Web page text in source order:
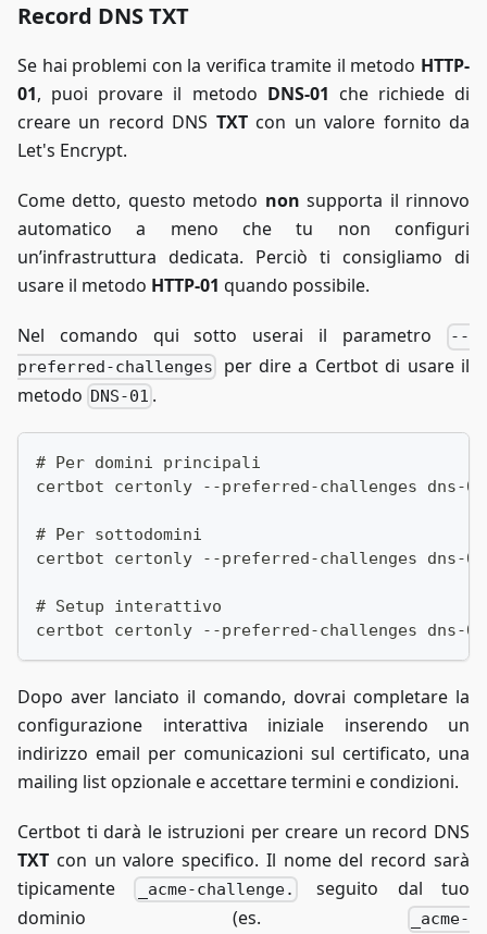
Record DNS TXT
Se hai problemi con la verifica tramite il metodo HTTP-
01, puoi provare il metodo DNS-01 che richiede di
creare un record DNS TXTcon un valore fornito da
Let's Encrypt.
Come detto, questo metodo non supporta il rinnovo
automatico a meno che tu non configuri
un’infrastruttura dedicata. Perciò ti consigliamo di
usare il metodo HTTP-01 quando possibile.
Nel comando qui sotto userai il parametro
--
preferred-challenges
per dire a Certbot di usare il
metodo DNS-01 .
# Per domini principali
certbot certonly --preferred-challenges dns-
# Per sottodomini
certbot certonly --preferred-challenges dns-
# Setup interattivo
certbot certonly --preferred-challenges dns-01
Dopo aver lanciato il comando, dovrai completare la
configurazione interattiva iniziale inserendo un
indirizzo email per comunicazioni sul certificato, una
mailing list opzionale e accettare termini e condizioni.
Certbot ti darà le istruzioni per creare un record DNS
TXT con un valore specifico. Il nome del record sarà
tipicamente
_acme-challenge.
seguito dal tuo
dominio (es.
_acme-